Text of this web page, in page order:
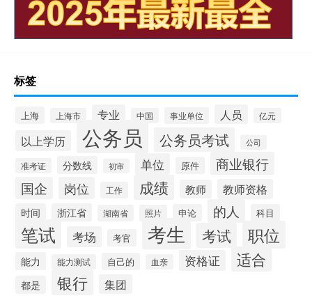
标签
上海 上海市 专业 中国 事业单位 人员 亿元
以上学历 公务员 公务员考试 公司
准考证 分数线 初审 单位 原件 商业银行
国企 岗位 工作 成绩 教师 教师资格
时间 浙江省 湖南省 照片 申论 的人 科目
笔试 考场 考官 考生 考试 职位
能力 能力测试 自己的 血亲 资格证 适合
都是 银行 集团